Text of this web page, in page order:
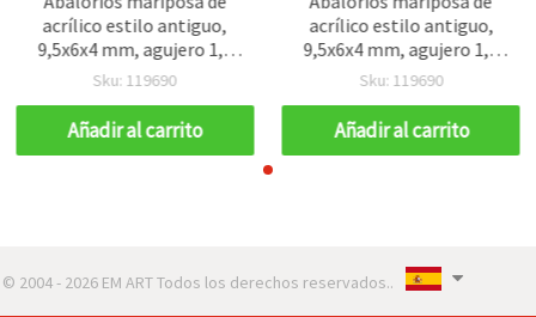
acrílico estilo antiguo,
9,5x6x4 mm, agujero 1,5
mm, color marrón, 50 g
Sku: 119690
Añadir al carrito
acrílico estilo antiguo,
9,5x6x4 mm, agujero 1,5
mm, color marrón, 50 g
Sku: 119690
Añadir al carrito
© 2004 - 2026 EM ART Todos los derechos reservados..